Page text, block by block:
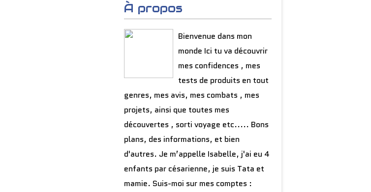
À propos
Bienvenue dans mon
monde Ici tu va découvrir
mes confidences , mes
tests de produits en tout
genres, mes avis, mes combats , mes
projets, ainsi que toutes mes
découvertes , sorti voyage etc..... Bons
plans, des informations, et bien
d'autres. Je m’appelle Isabelle, j'ai eu 4
enfants par césarienne, je suis Tata et
mamie. Suis-moi sur mes comptes :